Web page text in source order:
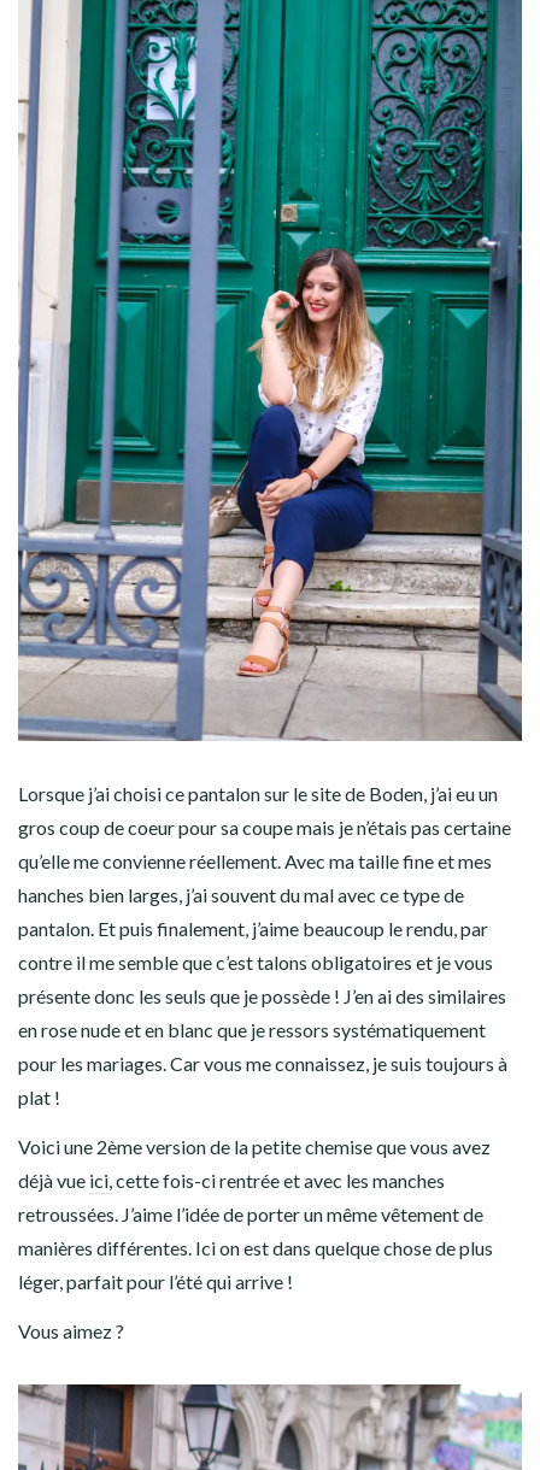
Lorsque j’ai choisi ce pantalon sur le site de Boden, j’ai eu un
gros coup de coeur pour sa coupe mais je n’étais pas certaine
qu’elle me convienne réellement. Avec ma taille fine et mes
hanches bien larges, j’ai souvent du mal avec ce type de
pantalon. Et puis finalement, j’aime beaucoup le rendu, par
contre il me semble que c’est talons obligatoires et je vous
présente donc les seuls que je possède ! J’en ai des similaires
en rose nude et en blanc que je ressors systématiquement
pour les mariages. Car vous me connaissez, je suis toujours à
plat !
Voici une 2ème version de la petite chemise que vous avez
déjà vue ici, cette fois-ci rentrée et avec les manches
retroussées. J’aime l’idée de porter un même vêtement de
manières différentes. Ici on est dans quelque chose de plus
léger, parfait pour l’été qui arrive !
Vous aimez ?